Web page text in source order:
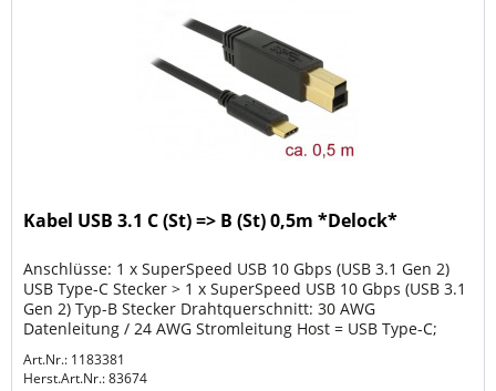
Kabel USB 3.1 C (St) => B (St) 0,5m *Delock*
Anschlüsse: 1 x SuperSpeed USB 10 Gbps (USB 3.1 Gen 2)
USB Type-C Stecker > 1 x SuperSpeed USB 10 Gbps (USB 3.1
Gen 2) Typ-B Stecker Drahtquerschnitt: 30 AWG
Datenleitung / 24 AWG Stromleitung Host = USB Type-C;
Art.Nr.: 1183381
Herst.Art.Nr.:83674